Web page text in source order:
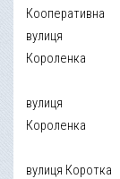
Кооперативна
вулиця
Короленка
вулиця
Короленка
вулиця Коротка